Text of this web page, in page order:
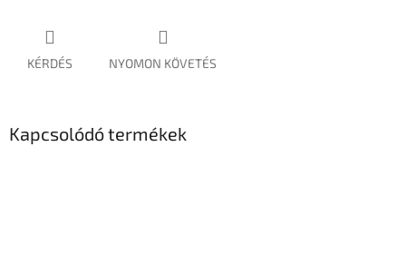
KÉRDÉS NYOMON KÖVETÉS
Kapcsolódó termékek